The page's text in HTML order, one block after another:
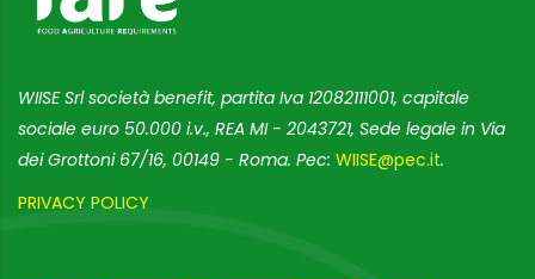
WIISE Srl società benefit, partita Iva 12082111001, capitale
sociale euro 50.000 i.v., REA MI - 2043721, Sede legale in Via
dei Grottoni 67/16, 00149 - Roma. Pec: WIISE@pec.it.
PRIVACY POLICY